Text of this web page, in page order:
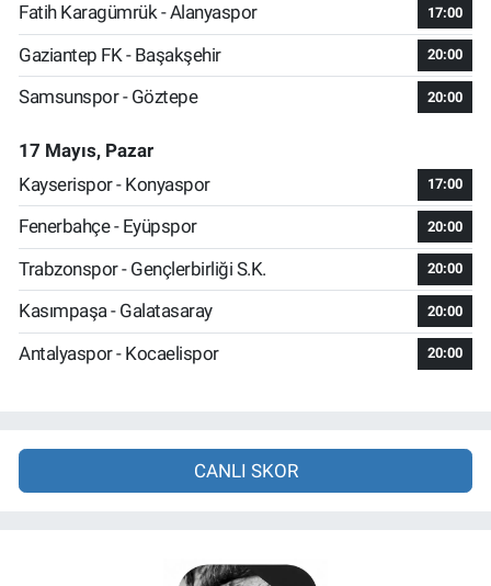
Fatih Karagümrük - Alanyaspor
17:00
Gaziantep FK - Başakşehir 20:00
Samsunspor - Göztepe 20:00
17 Mayıs, Pazar
Kayserispor - Konyaspor
17:00
Fenerbahçe - Eyüpspor 20:00
Trabzonspor - Gençlerbirliği S.K. 20:00
Kasımpaşa - Galatasaray 20:00
Antalyaspor - Kocaelispor 20:00
CANLI SKOR